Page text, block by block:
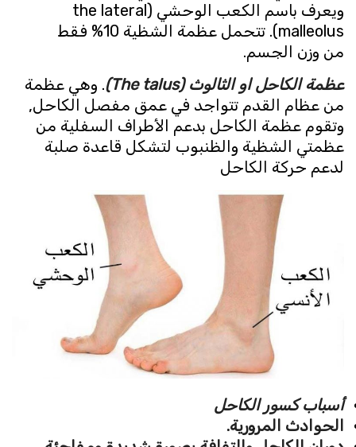
ويعرف باسم الكعب الوحشي (the lateral
malleolus). تتحمل عظمة الشظية 10% فقط
من وزن الجسم.
عظمة الكاحل او الثالوث (The talus)
. وهي عظمة
من عظام القدم تتواجد في عمق مفصل الكاحل,
وتقوم عظمة الكاحل بدعم الأطراف السفلية من
عظمتي الشظية والظنبوب لتشكل قاعدة صلبة
لدعم حركة الكاحل
أسباب كسور الكاحل
الحوادث المرورية.